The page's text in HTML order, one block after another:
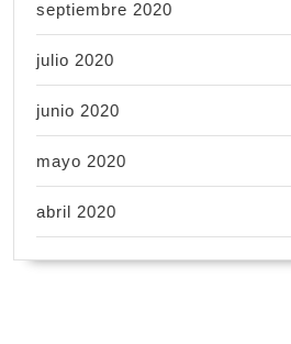
septiembre 2020
julio 2020
junio 2020
mayo 2020
abril 2020